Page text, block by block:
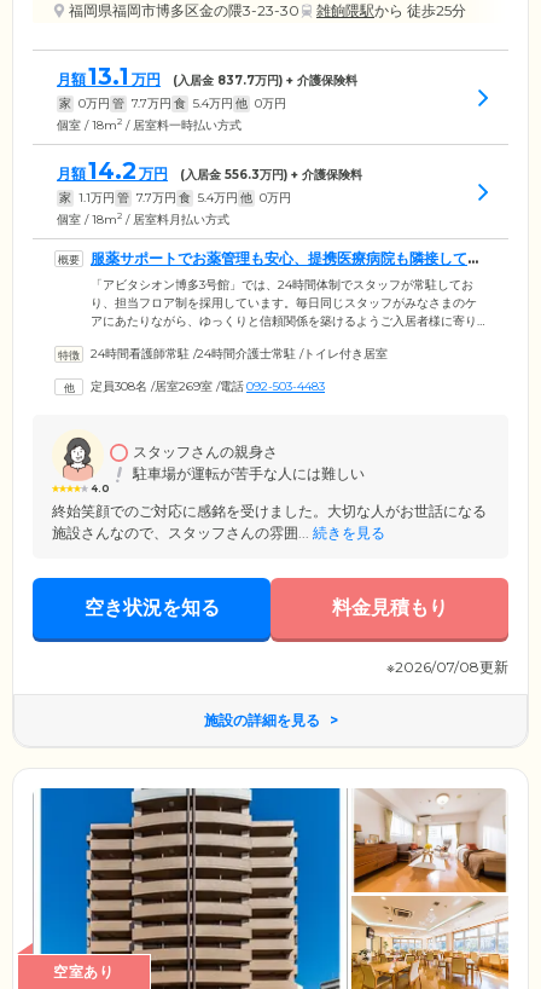
福岡県福岡市博多区金の隈3-23-30
雑餉隈駅から 徒歩25分
月額13.1 万円 (入居金 837.7万円) + 介護保険料
家 0万円 管 7.7万円 食 5.4万円 他 0万円
個室 / 18m2 / 居室料一時払い方式
月額14.2 万円 (入居金 556.3万円) + 介護保険料
家 1.1万円 管 7.7万円 食 5.4万円 他 0万円
個室 / 18m2 / 居室料月払い方式
服薬サポートでお薬管理も安心、提携医療病院も隣接してい
ます
「アビタシオン博多3号館」では、24時間体制でスタッフが常駐してお
り、担当フロア制を採用しています。毎日同じスタッフがみなさまのケ
アにあたりながら、ゆっくりと信頼関係を築けるようご入居者様に寄り
ように配慮。さらに施設内で開業している提携薬局「おくすり相談室(出
療機関では年2回の定期的な健康診断を行うほか、緊急時には迅速な対応
24時間看護師常駐 /24時間介護士常駐 /トイレ付き居室
定員308名 /居室269室 /電話092-503-4483
4.0
スタッフさんの親身さ
駐車場が運転が苦手な人には難しい
終始笑顔でのご対応に感銘を受けました。大切な人がお世話になる
施設さんなので、スタッフさんの雰囲... 続きを見る
空き状況を知る 料金見積もり
※2026/07/08更新
施設の詳細を見る
空室あり